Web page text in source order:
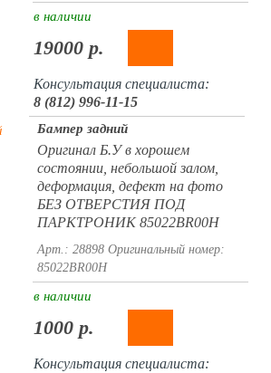
в наличии
19000 р.
Консультация специалиста:
8 (812) 996-11-15
Бампер задний
Оригинал Б.У в хорошем
состоянии, небольшой залом,
деформация, дефект на фото
БЕЗ ОТВЕРСТИЯ ПОД
ПАРКТРОНИК 85022BR00H
Арт.: 28898 Оригинальный номер:
85022BR00H
в наличии
1000 р.
Консультация специалиста: